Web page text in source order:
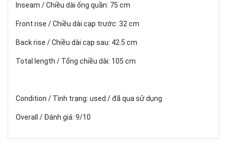
Inseam / Chiều dài ống quần: 75 cm
Front rise / Chiều dài cạp trước: 32 cm
Back rise / Chiều dài cạp sau: 42.5 cm
Total length / Tổng chiều dài: 105 cm
Condition / Tình trạng: used / đã qua sử dụng
Overall / Đánh giá: 9/10